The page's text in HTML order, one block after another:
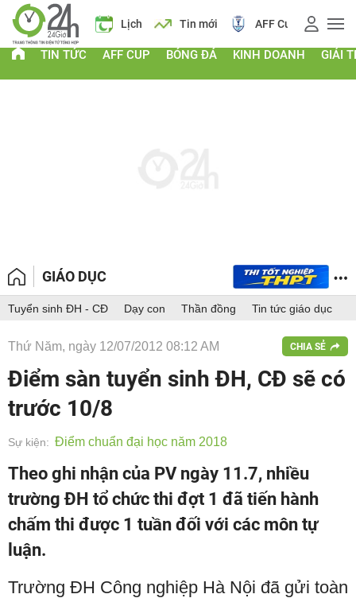
vàng Lịch Tin mới AFF Cup Giá vàng
TIN TỨC AFF CUP BÓNG ĐÁ KINH DOANH GIẢI
GIÁO DỤC
Tuyển sinh ĐH - CĐ Dạy con Thần đồng Tin tức giáo dục
Thứ Năm, ngày 12/07/2012 08:12 AM CHIA SẺ
Điểm sàn tuyển sinh ĐH, CĐ sẽ có
trước 10/8
Sự kiện: Điểm chuẩn đại học năm 2018
Theo ghi nhận của PV ngày 11.7, nhiều
trường ĐH tổ chức thi đợt 1 đã tiến hành
chấm thi được 1 tuần đối với các môn tự
luận.
Trường ĐH Công nghiệp Hà Nội đã gửi toàn